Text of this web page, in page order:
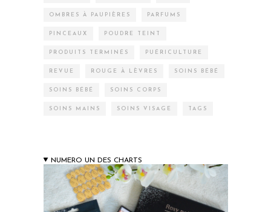
OMBRES À PAUPIÈRES PARFUMS
PINCEAUX POUDRE TEINT
PRODUITS TERMINÉS PUÉRICULTURE
REVUE ROUGE À LÈVRES SOINS BÉBÉ
SOINS BÉBÉ SOINS CORPS
SOINS MAINS SOINS VISAGE TAGS
NUMERO UN DES CHARTS